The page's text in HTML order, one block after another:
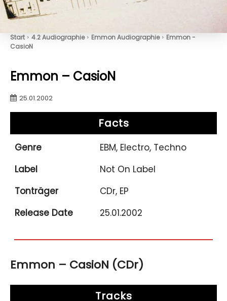
Start 4.2 Audiographie Emmon Audiographie
Emmon -
CasioN
Emmon – CasioN
25.01.2002
Facts
Genre
EBM, Electro, Techno
Label
Not On Label
Tonträger
CDr, EP
Release Date
25.01.2002
Emmon – CasioN (CDr)
Tracks